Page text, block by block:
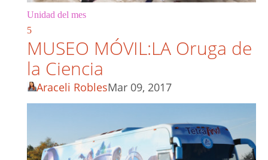
Unidad del mes
5
MUSEO MÓVIL:LA Oruga de
la Ciencia
Araceli RoblesMar 09, 2017